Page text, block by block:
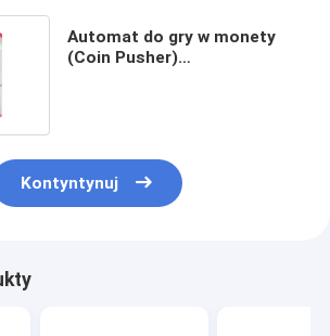
Automat do gry w monety
(Coin Pusher)
Kontyntynuj